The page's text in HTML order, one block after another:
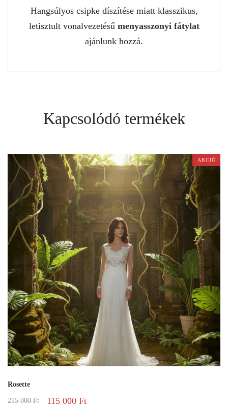
Hangsúlyos csipke díszítése miatt klasszikus,
letisztult vonalvezetésű menyasszonyi fátylat
ajánlunk hozzá.
Kapcsolódó termékek
AKCIÓ
Rosette
215 000Ft 115 000 Ft